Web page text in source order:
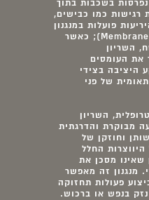
בשכבות בתוך
כמו כבישים,
פועלות במנגנון
של "אפקט קרום" (Membrane Effect); כאשר
השריון
את העומסים
היציבה בצידי
של פני
השריון
מבוקרת והדרגתית
וחוזקן של
החלל
שאינו מסכן את
מנגנון זה מאפשר
פעולות תחזוקה
נזק בנפש או ברכוש.